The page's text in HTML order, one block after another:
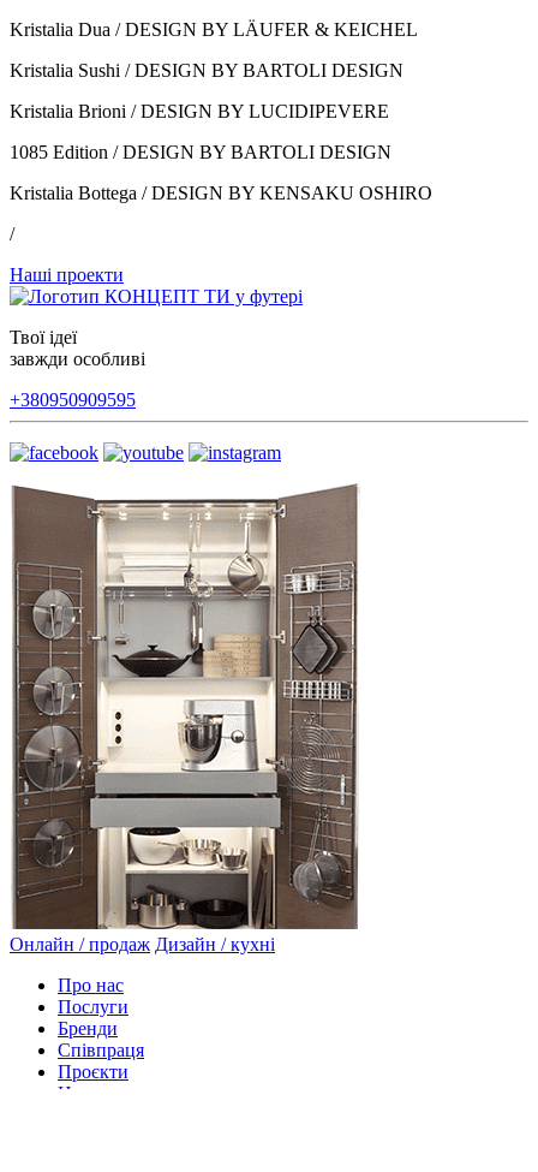
Kristalia Dua / DESIGN BY LÄUFER & KEICHEL
Kristalia Sushi / DESIGN BY BARTOLI DESIGN
Kristalia Brioni / DESIGN BY LUCIDIPEVERE
1085 Edition / DESIGN BY BARTOLI DESIGN
Kristalia Bottega / DESIGN BY KENSAKU OSHIRO
/
Наші проекти
Твої ідеї
завжди особливі
+380950909595
Онлайн / продаж Дизайн / кухні
Про нас
Послуги
Бренди
Співпраця
Проєкти
Новини